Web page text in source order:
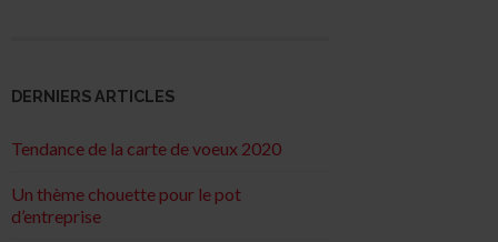
DERNIERS ARTICLES
Tendance de la carte de voeux 2020
Un thème chouette pour le pot
d’entreprise